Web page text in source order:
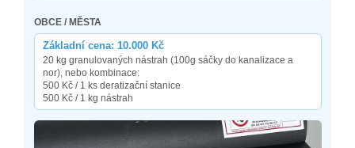
OBCE / MĚSTA
Základní cena: 10.000 Kč
20 kg granulovaných nástrah (100g sáčky do kanalizace a
nor), nebo kombinace:
500 Kč / 1 ks deratizační stanice
500 Kč / 1 kg nástrah